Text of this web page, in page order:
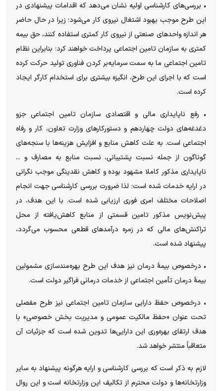
• بررسی‌های کارشناسی اولیه نشان می‌دهد که اقدامات پیشنهادی در
این طرح موجب بهبود اشتغال نیروی کار می‌شود؛ زیرا در حال حاضر
هر اندازه واحد‌های صنعتی از نیروی کار کمتری استفاده کنند، حق بیمه
کمتری به سازمان تامین اجتماعی پرداخت خواهند کرد؛ بنابراین نظام
تامین اجتماعی ما به سمت سرمایه‌بر کردن فناوری تولید حرکت کرده
است که با اجرای این طرح، انگیزه بیشتری برای استخدام کارگر ایجاد
کرده است.
• رفع ناپایداری مالی و اقتصادی سازمان تامین اجتماعی جزو
دغدغه‌های دولت چهاردهم و دستورکار‌های وزارت تعاون، کار و رفاه
اجتماعی است. به علت کاهش منابع و افزایش هزینه‌ها با سنجه‌های
گوناگون از جمله نسبت پشتیبانی، نسبت منابع به مصارف و ...
ناپایداری مذکور کاملا مشهود بوده و کاهش نقدینگی موجب نگرانی
در ارایه خدمات شده است؛ لذا ضرورت بررسی کارشناسی جهت انجام
اصلاحات مختلف امری فوری ارزیابی شده است. با این هدف، در
پیش‌نویس مذکور تامین قسمتی از منابع کاهش‌یافته از محل
تراکنش‌های مالی که در زمره درآمد‌های قطعی محسوب می‌گردد،
پیشنهاد شده است.
• درخصوص بیمۀ درمان نیز هدف این طرح بهره‌مندسازی مشمولین
بیمۀ درمان تأمین اجتماعی از خدمات درمانی فراگیر دولت است.
• درخصوص حفظ دارایی سازمان تامین اجتماعی نیز طرح مفصلی
تحت عنوان «حفظ مالکیت عمومی و مدیریت بخش خصوصی» با
هدف ارتقای بهره‌وری این دارایی‌ها تدوین شده است که جزئیات آن
متعاقباً منتشر خواهد شد.
لازم به ذکر است که بررسی کارشناسی و ارایه هرگونه پیشنهاد به سایر
وزارتخانه‌ها و دولت محترم از تکالیف این وزارتخانه است و این روال